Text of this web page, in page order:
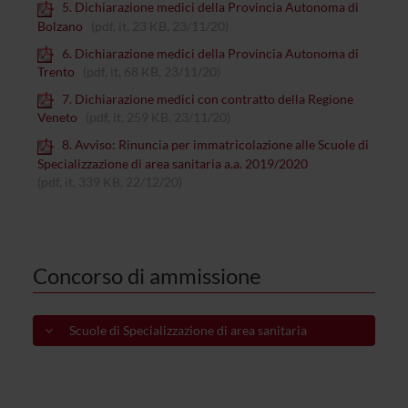
5. Dichiarazione medici della Provincia Autonoma di
Bolzano
6. Dichiarazione medici della Provincia Autonoma di
Trento
7. Dichiarazione medici con contratto della Regione
Veneto
8. Avviso: Rinuncia per immatricolazione alle Scuole di
Specializzazione di area sanitaria a.a. 2019/2020
Concorso di ammissione
Scuole di Specializzazione di area sanitaria